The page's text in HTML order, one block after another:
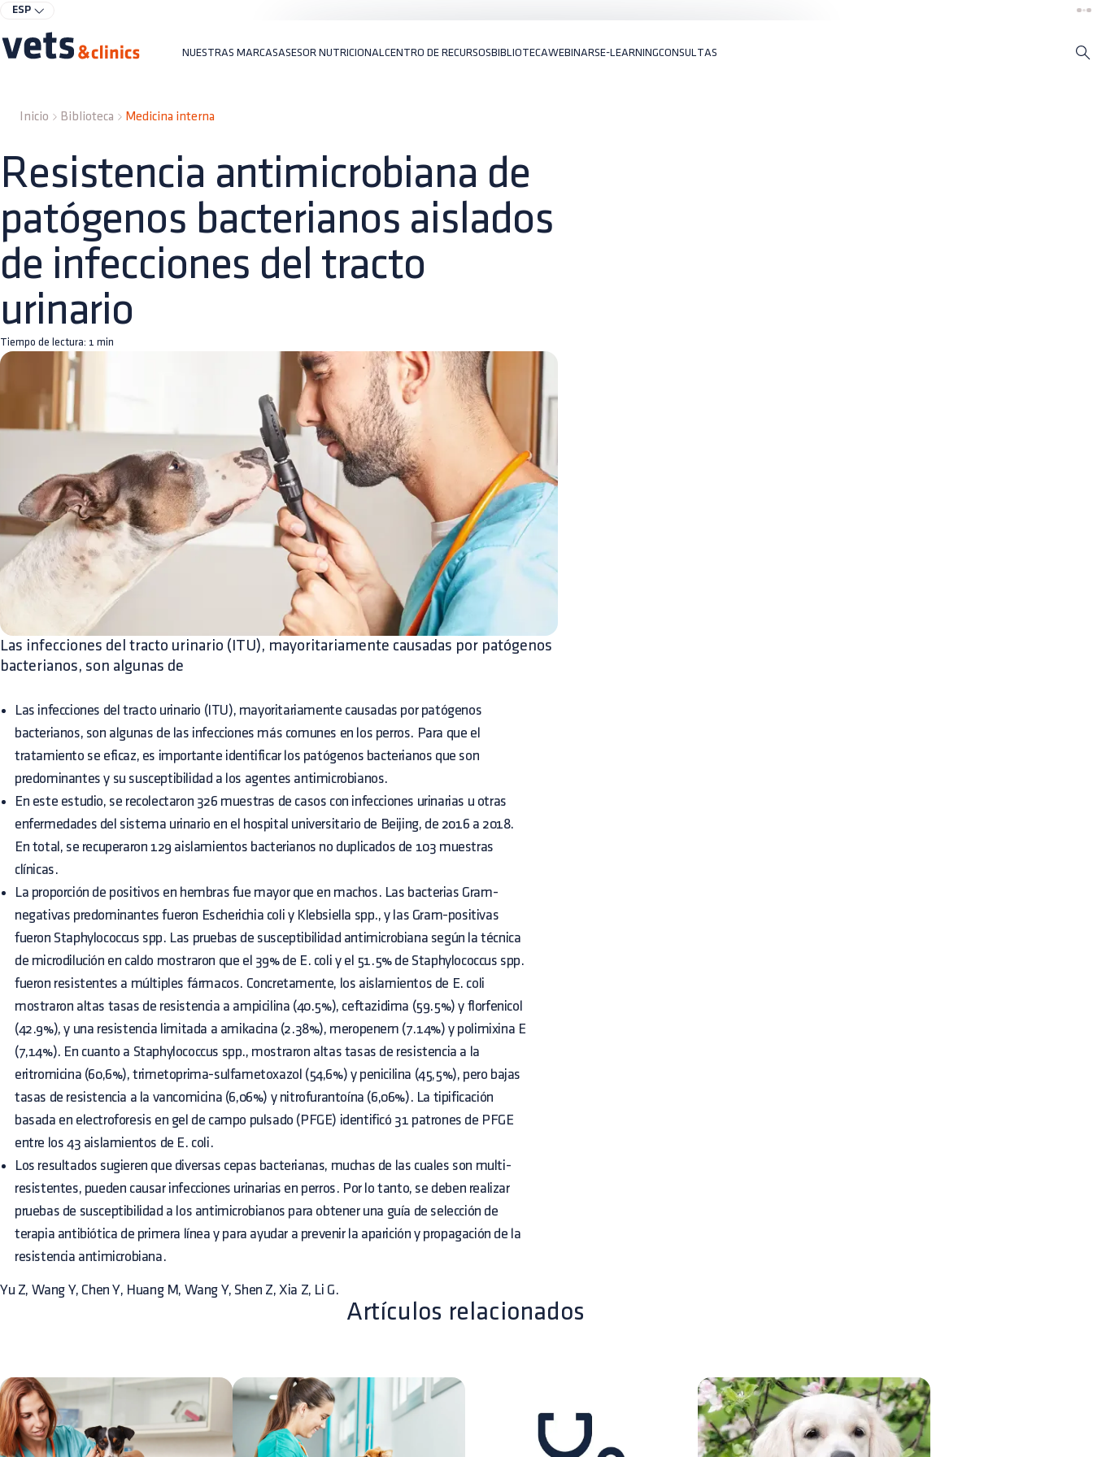
ESP
NUESTRAS MARCASASESOR NUTRICIONAL CENTRO DE RECURSOSBIBLIOTECAWEBINARSE-LEARNINGCONSULTAS
Inicio Biblioteca Medicina interna
Resistencia antimicrobiana de
patógenos bacterianos aislados
de infecciones del tracto
urinario
Tiempo de lectura: 1 min
Las infecciones del tracto urinario (ITU), mayoritariamente causadas por patógenos
bacterianos, son algunas de
Las infecciones del tracto urinario (ITU), mayoritariamente causadas por patógenos
bacterianos, son algunas de las infecciones más comunes en los perros. Para que el
tratamiento se eficaz, es importante identificar los patógenos bacterianos que son
predominantes y su susceptibilidad a los agentes antimicrobianos.
En este estudio, se recolectaron 326 muestras de casos con infecciones urinarias u otras
enfermedades del sistema urinario en el hospital universitario de Beijing, de 2016 a 2018.
En total, se recuperaron 129 aislamientos bacterianos no duplicados de 103 muestras
clínicas.
La proporción de positivos en hembras fue mayor que en machos. Las bacterias Gram-
negativas predominantes fueron Escherichia coli y Klebsiella spp., y las Gram-positivas
fueron Staphylococcus spp. Las pruebas de susceptibilidad antimicrobiana según la técnica
de microdilución en caldo mostraron que el 39% de E. coli y el 51.5% de Staphylococcus spp.
fueron resistentes a múltiples fármacos. Concretamente, los aislamientos de E. coli
mostraron altas tasas de resistencia a ampicilina (40.5%), ceftazidima (59.5%) y florfenicol
(42.9%), y una resistencia limitada a amikacina (2.38%), meropenem (7.14%) y polimixina E
(7,14%). En cuanto a Staphylococcus spp., mostraron altas tasas de resistencia a la
eritromicina (60,6%), trimetoprima-sulfametoxazol (54,6%) y penicilina (45,5%), pero bajas
tasas de resistencia a la vancomicina (6,06%) y nitrofurantoína (6,06%). La tipificación
basada en electroforesis en gel de campo pulsado (PFGE) identificó 31 patrones de PFGE
entre los 43 aislamientos de E. coli.
Los resultados sugieren que diversas cepas bacterianas, muchas de las cuales son multi-
resistentes, pueden causar infecciones urinarias en perros. Por lo tanto, se deben realizar
pruebas de susceptibilidad a los antimicrobianos para obtener una guía de selección de
terapia antibiótica de primera línea y para ayudar a prevenir la aparición y propagación de la
resistencia antimicrobiana.
Yu Z, Wang Y, Chen Y, Huang M, Wang Y, Shen Z, Xia Z, Li G.
Artículos relacionados